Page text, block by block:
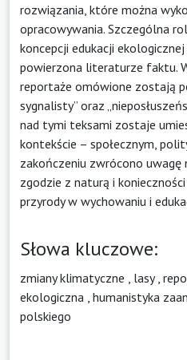
rozwiązania, które można
opracowywania. Szczególna
koncepcji edukacji
powierzona literaturze faktu.
reportaże omówione zostają
sygnalisty” oraz
nad tymi teksami zostaje
kontekście – społecznym,
zakończeniu zwrócono
zgodzie z naturą i
przyrody w wychowaniu i
Słowa kluczowe:
zmiany klimatyczne lasy,
ekologiczna humanistyka
polskiego